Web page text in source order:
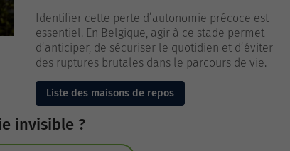
Identifier cette perte d’autonomie précoce est
essentiel. En Belgique, agir à ce stade permet
d’anticiper, de sécuriser le quotidien et d’éviter
des ruptures brutales dans le parcours de vie.
Liste des maisons de repos
invisible ?